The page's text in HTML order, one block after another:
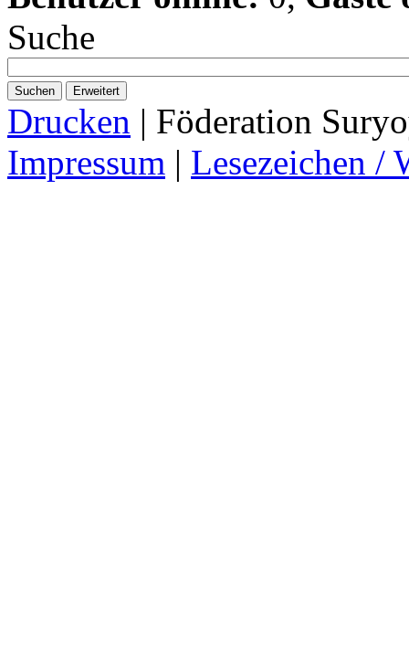
Suche
Suchen Erweitert
Drucken | Föderation
Impressum | Lesezeichen /